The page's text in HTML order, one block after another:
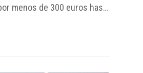
menos de 300 euros hasta